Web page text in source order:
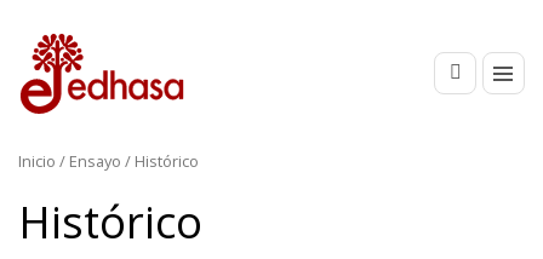
Inicio / Ensayo / Histórico
Histórico